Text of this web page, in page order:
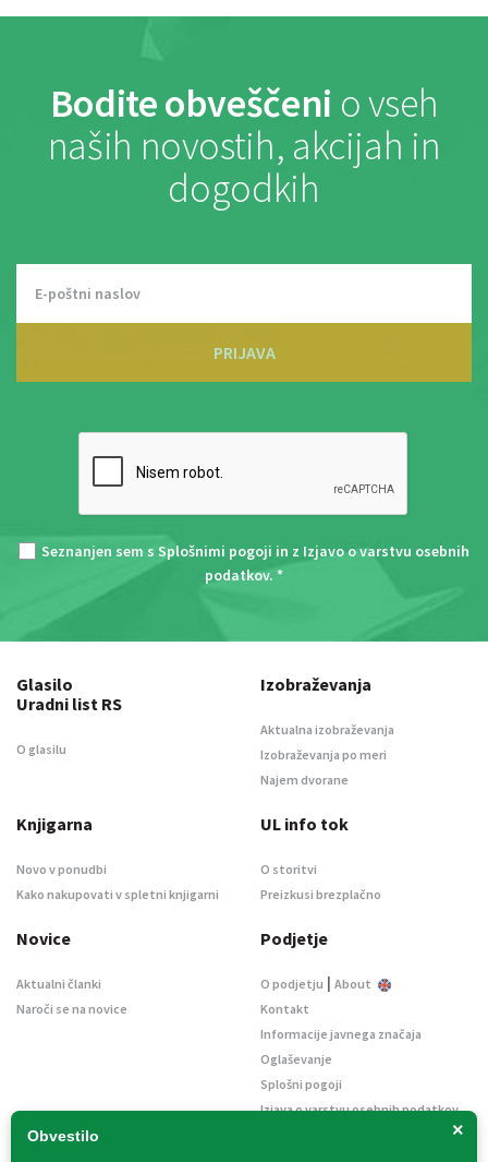
Bodite obveščeni o vseh
naših novostih, akcijah in
dogodkih
PRIJAVA
Seznanjen sem s Splošnimi pogoji in z Izjavo o varstvu osebnih
podatkov. *
×
Obvestilo
Glasilo
Uradni list RS
O glasilu
Izobraževanja
Aktualna izobraževanja
Izobraževanja po meri
Najem dvorane
Knjigarna
Novo v ponudbi
Kako nakupovati v spletni knjigarni
UL info tok
O storitvi
Preizkusi brezplačno
Novice
Aktualni članki
Naroči se na novice
Podjetje
O podjetju | About
Kontakt
Informacije javnega značaja
Oglaševanje
Splošni pogoji
Izjava o varstvu osebnih podatkov